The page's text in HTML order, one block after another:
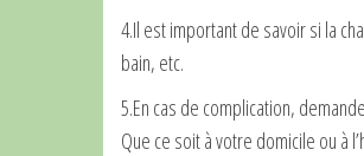
4.Il est important de savoir si la
bain, etc.
5.En cas de complication,
Que ce soit à votre domicile ou à